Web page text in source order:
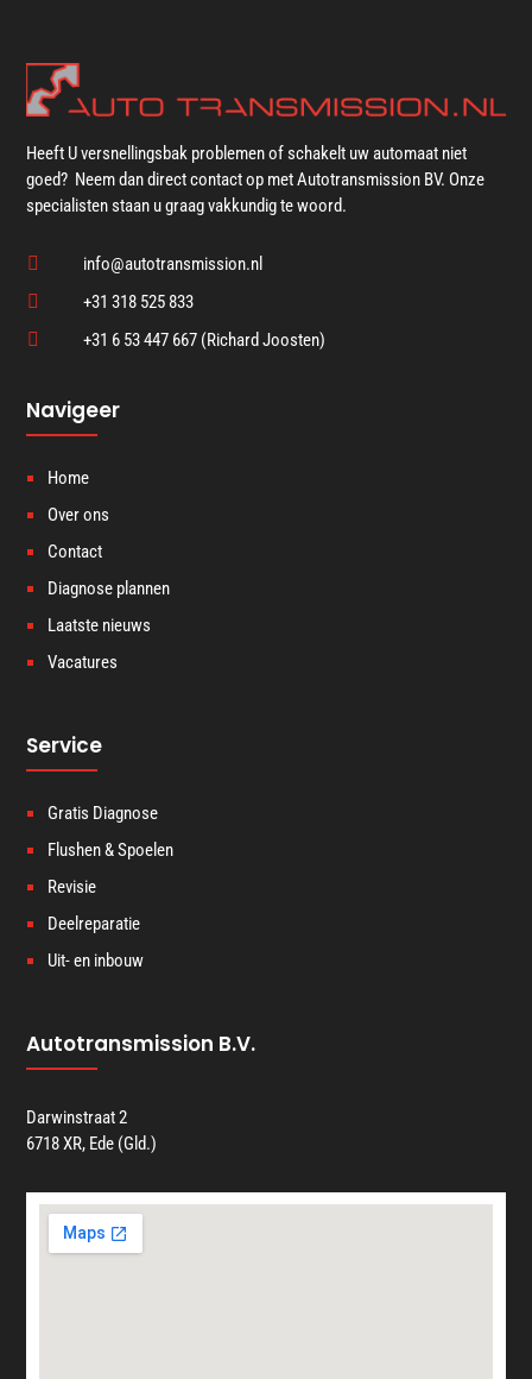
Heeft U versnellingsbak problemen of schakelt uw automaat niet
goed? Neem dan direct contact op met Autotransmission BV. Onze
specialisten staan u graag vakkundig te woord.
 info@autotransmission.nl
 +31 318 525 833
 +31 6 53 447 667 (Richard Joosten)
Navigeer
Home
Over ons
Contact
Diagnose plannen
Laatste nieuws
Vacatures
Service
Gratis Diagnose
Flushen & Spoelen
Revisie
Deelreparatie
Uit- en inbouw
Autotransmission B.V.
Darwinstraat 2
6718 XR, Ede (Gld.)